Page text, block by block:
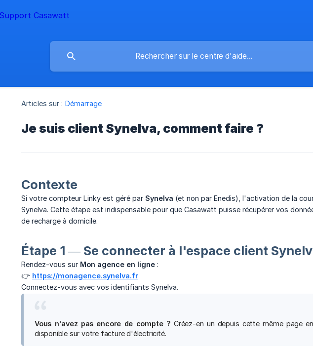
Articles sur : Démarrage
Je suis client Synelva, comment faire ?
Contexte
Si votre compteur Linky est géré par Synelva (et non par Enedis), l'activation de la
Synelva. Cette étape est indispensable pour que Casawatt puisse récupérer vos
de recharge à domicile.
Étape 1 — Se connecter à l'espace client
Rendez-vous sur Mon agence en ligne :
👉 https://monagence.synelva.fr
Connectez-vous avec vos identifiants Synelva.
Vous n'avez pas encore de compte ? Créez-en un depuis cette même page
disponible sur votre facture d'électricité.